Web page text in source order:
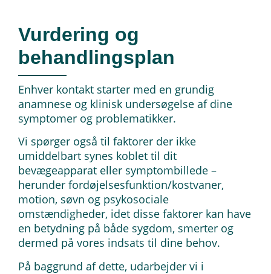
Vurdering og
behandlingsplan
Enhver kontakt starter med en grundig
anamnese og klinisk undersøgelse af dine
symptomer og problematikker.
Vi spørger også til faktorer der ikke
umiddelbart synes koblet til dit
bevægeapparat eller symptombillede –
herunder fordøjelsesfunktion/kostvaner,
motion, søvn og psykosociale
omstændigheder, idet disse faktorer kan have
en betydning på både sygdom, smerter og
dermed på vores indsats til dine behov.
På baggrund af dette, udarbejder vi i